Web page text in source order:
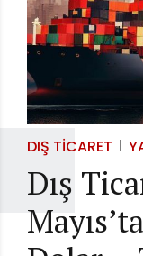
DIŞ TICARET
Dış